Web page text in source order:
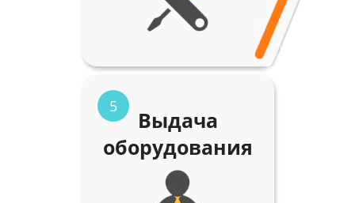
5
Выдача
оборудования